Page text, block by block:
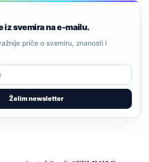
iz svemira na e-mailu.
Želim newsletter
priče o svemiru, znanosti i